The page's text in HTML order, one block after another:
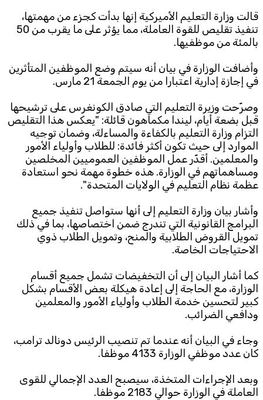
Cookies Policy
Subscribe to the newsletter
TTV
TTV Plus
Download the app
قالت وزارة التعليم الأميركية إنها بدأت كجزء من مهمتها،
تنفيذ تقليص للقوة العاملة، مما يؤثر على ما يقرب من 50
بالمئة من موظفيها.
وأضافت الوزارة في بيان أنه سيتم وضع الموظفين المتأثرين
في إجازة إدارية اعتبارا من يوم الجمعة 21 مارس.
وصرّحت وزيرة التعليم التي صادق الكونغرس على ترشيحها
قبل بضعة أيام، ليندا مكماهون قائلة: "يعكس هذا التقليص
التزام وزارة التعليم بالكفاءة والمساءلة، وضمان توجيه
الموارد إلى حيث تكون أكثر فائدة: للطلاب وأولياء الأمور
والمعلمين. أقدّر عمل الموظفين العموميين المخلصين
ومساهماتهم في الوزارة. هذه خطوة مهمة نحو استعادة
عظمة نظام التعليم في الولايات المتحدة".
وأشار بيان وزارة التعليم إلى أنها ستواصل تنفيذ جميع
البرامج القانونية التي تندرج ضمن اختصاصها، بما في ذلك
تمويل القروض الطلابية والمنح، وتمويل الطلاب ذوي
الاحتياجات الخاصة.
كما أشار البيان إلى أن التخفيضات تشمل جميع أقسام
الوزارة، مع الحاجة إلى إعادة هيكلة بعض الأقسام بشكل
كبير لتحسين خدمة الطلاب وأولياء الأمور والمعلمين
ودافعي الضرائب.
وجاء في البيان أنه عندما تم تنصيب الرئيس دونالد ترامب،
كان عدد موظفي الوزارة 4133 موظفا.
وبعد الإجراءات المتخذة، سيصبح العدد الإجمالي للقوى
العاملة في الوزارة حوالي 2183 موظفا.